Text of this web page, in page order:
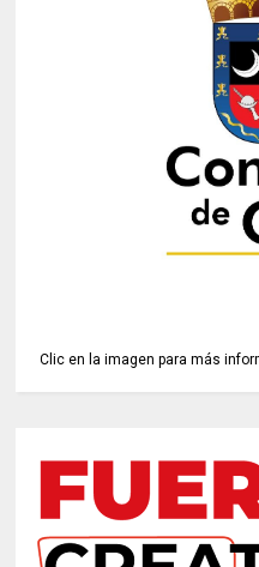
Clic en la imagen para más